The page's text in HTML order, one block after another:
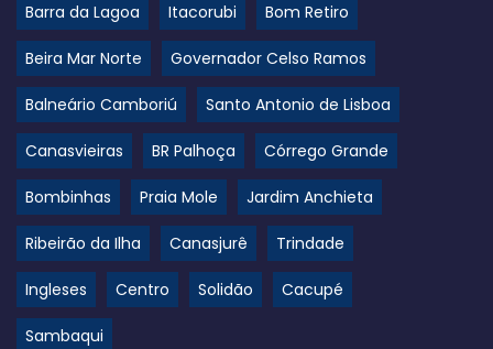
Barra da Lagoa Itacorubi Bom Retiro
Beira Mar Norte Governador Celso Ramos
Balneário Camboriú Santo Antonio de Lisboa
Canasvieiras BR Palhoça Córrego Grande
Bombinhas Praia Mole Jardim Anchieta
Ribeirão da Ilha Canasjurê Trindade
Ingleses Centro Solidão Cacupé
Sambaqui